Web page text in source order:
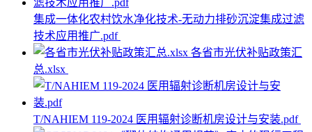
集成一体化农村饮水净化技术-无动力排砂沉淀集成过滤
技术应用推广.pdf
各省市光伏补贴政策汇
总.xlsx
T/NAHIEM 119-2024 医用辐射诊断机房设计与安装.pdf